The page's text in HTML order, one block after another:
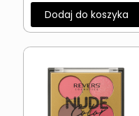
Dodaj do koszyka